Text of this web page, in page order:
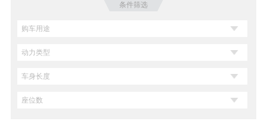
条件筛选